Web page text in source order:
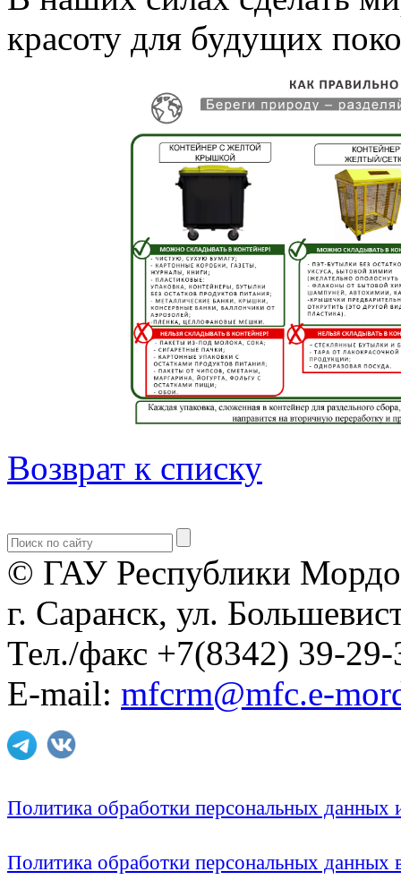
красоту для будущих
Возврат к списку
© ГАУ Республики
г. Саранск, ул.
Тел./факс +7(8342) 39-29-
E-mail: mfcrm@mfc.e-
Политика обработки персональных
Политика обработки персональных